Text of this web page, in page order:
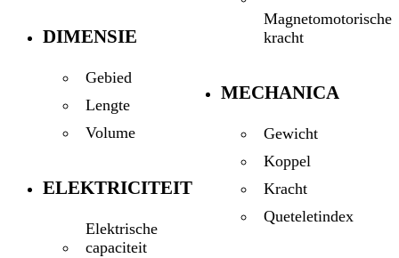
DIMENSIE
Gebied
Lengte
Volume
ELEKTRICITEIT
Elektrische
capaciteit
Magnetomotorische
kracht
MECHANICA
Gewicht
Koppel
Kracht
Queteletindex